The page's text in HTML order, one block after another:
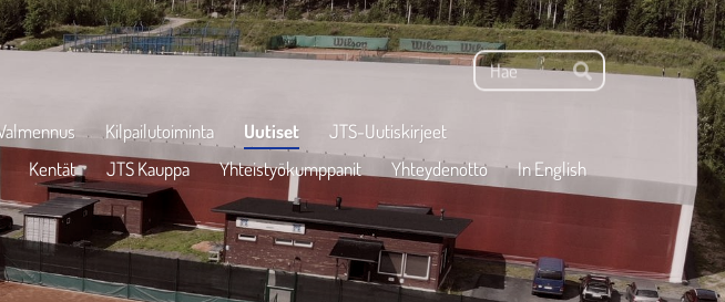
Haku
Hae
Kilpailutoiminta Uutiset
JTS-Uutiskirjeet
Kentät JTS Kauppa Yhteistyökumppanit Yhteydenotto In English